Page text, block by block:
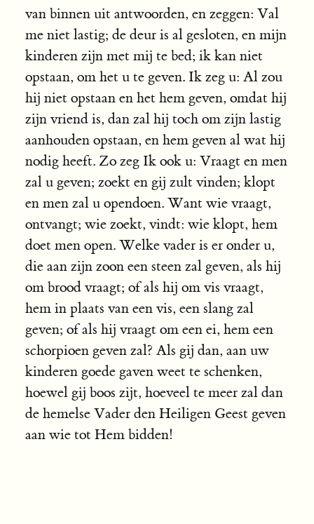
van binnen uit antwoorden, en zeggen: Val
me niet lastig; de deur is al gesloten, en mijn
kinderen zijn met mij te bed; ik kan niet
opstaan, om het u te geven. Ik zeg u: Al zou
hij niet opstaan en het hem geven, omdat hij
zijn vriend is, dan zal hij toch om zijn lastig
aanhouden opstaan, en hem geven al wat hij
nodig heeft. Zo zeg Ik ook u: Vraagt en men
zal u geven; zoekt en gij zult vinden; klopt
en men zal u opendoen. Want wie vraagt,
ontvangt; wie zoekt, vindt: wie klopt, hem
doet men open. Welke vader is er onder u,
die aan zijn zoon een steen zal geven, als hij
om brood vraagt; of als hij om vis vraagt,
hem in plaats van een vis, een slang zal
geven; of als hij vraagt om een ei, hem een
schorpioen geven zal? Als gij dan, aan uw
kinderen goede gaven weet te schenken,
hoewel gij boos zijt, hoeveel te meer zal dan
de hemelse Vader den Heiligen Geest geven
aan wie tot Hem bidden!